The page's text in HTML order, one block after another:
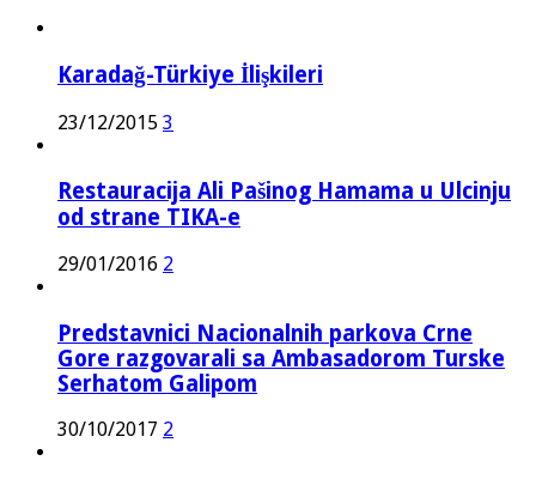
Karadağ-Türkiye İlişkileri
23/12/2015 3
Restauracija Ali Pašinog Hamama u Ulcinju
od strane TIKA-e
29/01/2016 2
Predstavnici Nacionalnih parkova Crne
Gore razgovarali sa Ambasadorom Turske
Serhatom Galipom
30/10/2017 2